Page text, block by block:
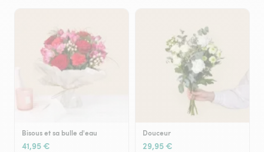
Bisous et sa bulle d'eau
41,95 €
Douceur
29,95 €